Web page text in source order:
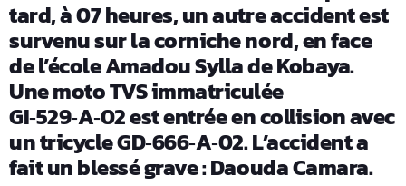
tard, à 07 heures, un autre accident est
survenu sur la corniche nord, en face
de l’école Amadou Sylla de Kobaya.
Une moto TVS immatriculée
GI‑529‑A‑02 est entrée en collision avec
un tricycle GD‑666‑A‑02. L’accident a
fait un blessé grave : Daouda Camara.